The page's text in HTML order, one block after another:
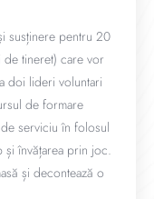
susținere pentru 20
tineret) care vor
doi lideri voluntari
de formare
serviciu în folosul
învățarea prin joc.
și decontează o